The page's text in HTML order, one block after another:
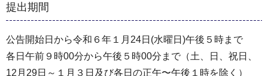
提出期間
公告開始⽇から令和６年１⽉24⽇(水曜⽇)午後５時まで
各⽇午前９時00分から午後５時00分まで（⼟、⽇、祝⽇、
12月29日～１月３日及び各日の正午〜午後１時を除く）